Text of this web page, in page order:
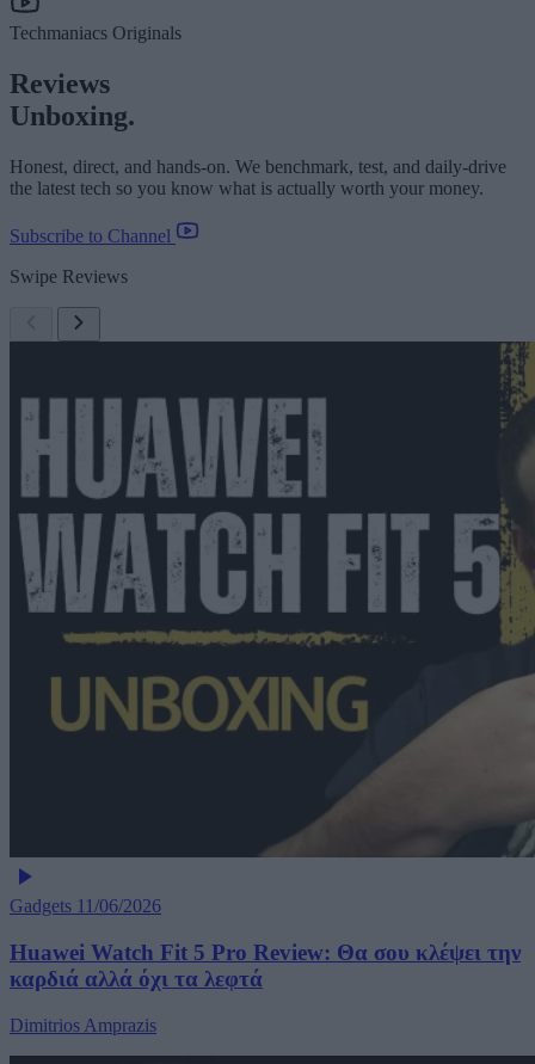
Techmaniacs Originals
Reviews
Unboxing.
Honest, direct, and hands-on. We benchmark, test, and daily-drive
the latest tech so you know what is actually worth your money.
Subscribe to Channel
Swipe Reviews
Gadgets 11/06/2026
Huawei Watch Fit 5 Pro Review: Θα σου κλέψει την
καρδιά αλλά όχι τα λεφτά
Dimitrios Amprazis